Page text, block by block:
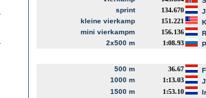
sprint
134.670
kleine vierkamp
151.221
mini vierkampm
156.136
2x500 m
1:08.93
500 m 36.67
1000 m
1:13.03
1500 m
1:53.10